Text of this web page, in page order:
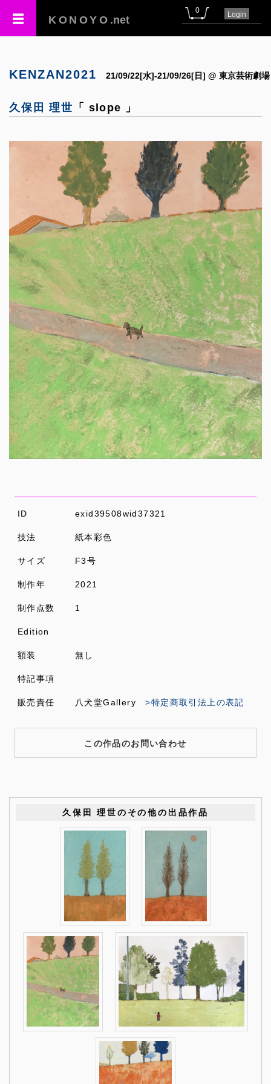
KONOYO .net
0 Login
KENZAN2021 21/09/22[水]-21/09/26[日] @ 東京芸術劇場
久保田 理世 「 slope 」
ID exid39508wid37321
技法 紙本彩色
サイズ F3号
制作年 2021
制作点数 1
Edition
額装 無し
特記事項
販売責任 八犬堂Gallery>特定商取引法上の表記
この作品のお問い合わせ
久保田 理世のその他の出品作品